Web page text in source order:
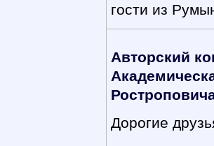
гости из
Авторский
Дорогие